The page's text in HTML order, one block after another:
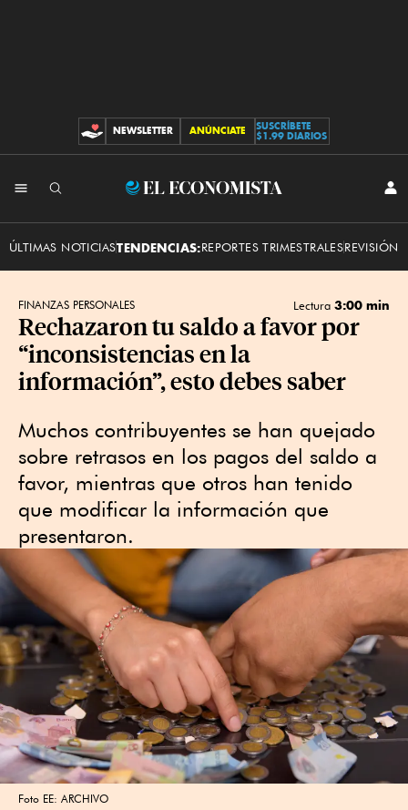
CONTRIBUCIONES
NEWSLETTER ANÚNCIATE
SUSCRÍBETE
$1.99 DIARIOS
El
ÚLTIMAS NOTICIASTENDENCIAS:REPORTES TRIMESTRALESREVISIÓN
FINANZAS PERSONALES Lectura 3:00 min
Rechazaron tu saldo a favor por
“inconsistencias en la
información”, esto debes saber
Muchos contribuyentes se han quejado
sobre retrasos en los pagos del saldo a
favor, mientras que otros han tenido
que modificar la información que
presentaron.
Foto EE: ARCHIVO